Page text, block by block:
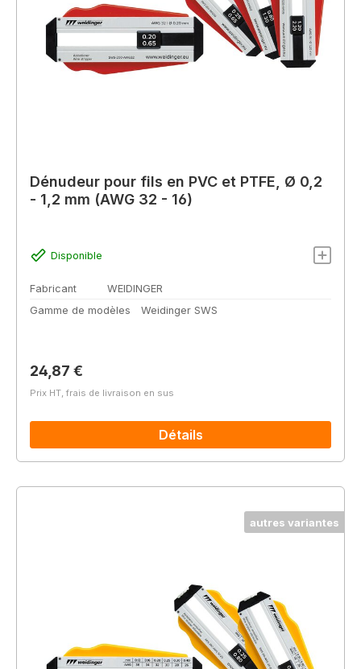
Dénudeur pour fils en PVC et PTFE, Ø 0,2
- 1,2 mm (AWG 32 - 16)
Disponible
Fabricant
WEIDINGER
Gamme de modèles
Weidinger SWS
Prix régulier :
24,87 €
Prix HT, frais de livraison en sus
Détails
autres variantes